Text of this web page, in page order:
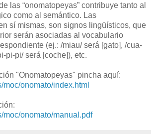
las “onomatopeyas” contribuye tanto al
como al semántico. Las
sí mismas, son signos lingüísticos, que
serán asociadas al vocabulario
(ej.: /miau/ será [gato], /cua-
pi-pi/ será [coche]), etc.
"Onomatopeyas" pincha aquí:
moc/onomato/index.html
moc/onomato/manual.pdf